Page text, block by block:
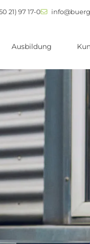
21) 97 17-0
Ausbildung